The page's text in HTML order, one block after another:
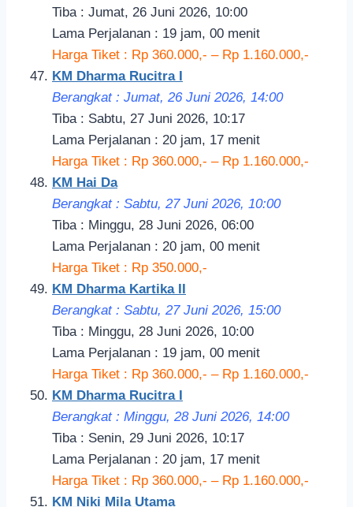
Tiba : Jumat, 26 Juni 2026, 10:00
Lama Perjalanan : 19 jam, 00 menit
Harga Tiket : Rp 360.000,- – Rp 1.160.000,-
KM Dharma Rucitra I
Berangkat : Jumat, 26 Juni 2026, 14:00
Tiba : Sabtu, 27 Juni 2026, 10:17
Lama Perjalanan : 20 jam, 17 menit
Harga Tiket : Rp 360.000,- – Rp 1.160.000,-
KM Hai Da
Berangkat : Sabtu, 27 Juni 2026, 10:00
Tiba : Minggu, 28 Juni 2026, 06:00
Lama Perjalanan : 20 jam, 00 menit
Harga Tiket : Rp 350.000,-
KM Dharma Kartika II
Berangkat : Sabtu, 27 Juni 2026, 15:00
Tiba : Minggu, 28 Juni 2026, 10:00
Lama Perjalanan : 19 jam, 00 menit
Harga Tiket : Rp 360.000,- – Rp 1.160.000,-
KM Dharma Rucitra I
Berangkat : Minggu, 28 Juni 2026, 14:00
Tiba : Senin, 29 Juni 2026, 10:17
Lama Perjalanan : 20 jam, 17 menit
Harga Tiket : Rp 360.000,- – Rp 1.160.000,-
KM Niki Mila Utama